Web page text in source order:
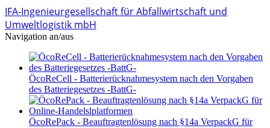
IFA-Ingenieurgesellschaft für Abfallwirtschaft und
Umweltlogistik mbH
Navigation an/aus
ÖcoReCell - Batterierücknahmesystem nach den Vorgaben
des Batteriegesetzes -BattG-
ÖcoRePack - Beauftragtenlösung nach §14a VerpackG für